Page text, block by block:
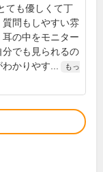
ても優しくて丁
問もしやすい雰
耳の中をモニター
分でも見られるの
かりやす...
もっ